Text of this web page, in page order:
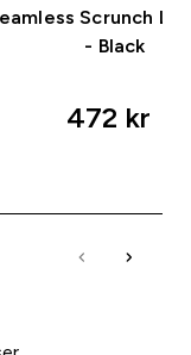
Scrunch
- Black
472 kr‎